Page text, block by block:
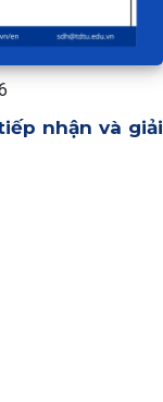
nhận và giải